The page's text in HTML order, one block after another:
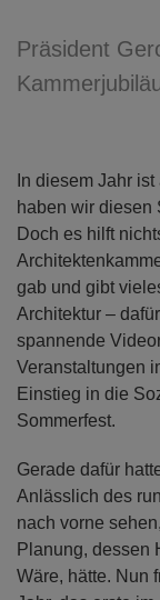
Präsident
In diesem Jahr
haben wir diesen
Doch es hilft
gab und gibt
Architektur –
spannende
Veranstaltungen
Einstieg in die
Sommerfest.
Gerade dafür
Anlässlich des
nach vorne
Planung, dessen
Wäre, hätte. Nun